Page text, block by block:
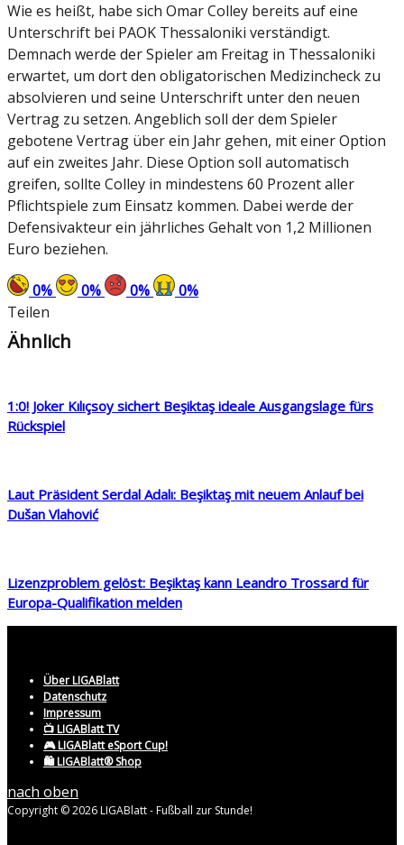
Wie es heißt, habe sich Omar Colley bereits auf eine
Unterschrift bei PAOK Thessaloniki verständigt.
Demnach werde der Spieler am Freitag in Thessaloniki
erwartet, um dort den obligatorischen Medizincheck zu
absolvieren und seine Unterschrift unter den neuen
Vertrag zu setzen. Angeblich soll der dem Spieler
gebotene Vertrag über ein Jahr gehen, mit einer Option
auf ein zweites Jahr. Diese Option soll automatisch
greifen, sollte Colley in mindestens 60 Prozent aller
Pflichtspiele zum Einsatz kommen. Dabei werde der
Defensivakteur ein jährliches Gehalt von 1,2 Millionen
Euro beziehen.
0% 0% 0% 0%
Teilen
Ähnlich
1:0! Joker Kılıçsoy sichert Beşiktaş ideale Ausgangslage fürs
Rückspiel
Laut Präsident Serdal Adalı: Beşiktaş mit neuem Anlauf bei
Dušan Vlahović
Lizenzproblem gelöst: Beşiktaş kann Leandro Trossard für
Europa-Qualifikation melden
Über LIGABlatt
Datenschutz
Impressum
📺 LIGABlatt TV
🎮 LIGABlatt eSport Cup!
🛍️ LIGABlatt® Shop
nach oben
Copyright © 2026 LIGABlatt - Fußball zur Stunde!